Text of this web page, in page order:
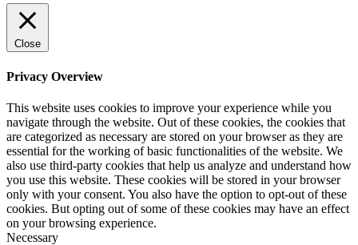
Close
Privacy Overview
This website uses cookies to improve your experience while you
navigate through the website. Out of these cookies, the cookies that
are categorized as necessary are stored on your browser as they are
essential for the working of basic functionalities of the website. We
also use third-party cookies that help us analyze and understand how
you use this website. These cookies will be stored in your browser
only with your consent. You also have the option to opt-out of these
cookies. But opting out of some of these cookies may have an effect
on your browsing experience.
Necessary